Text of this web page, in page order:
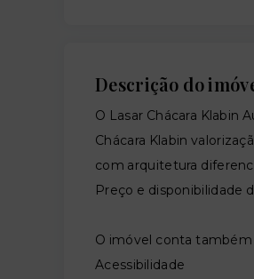
Descrição do
O Lasar Chácara Klabin
Chácara Klabin
com arquitetura
Preço e disponibilidade
O imóvel conta
Acessibilidade